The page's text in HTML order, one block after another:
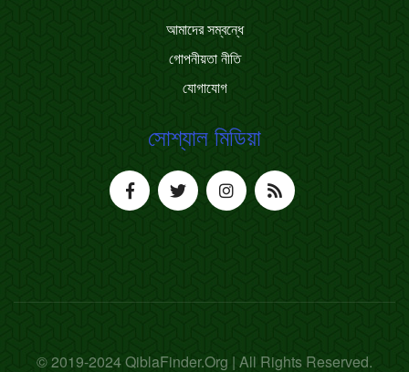
আমাদের সম্বন্ধে
গোপনীয়তা নীতি
যোগাযোগ
সোশ্যাল মিডিয়া
© 2019-2024 QiblaFinder.Org | All Rights Reserved.